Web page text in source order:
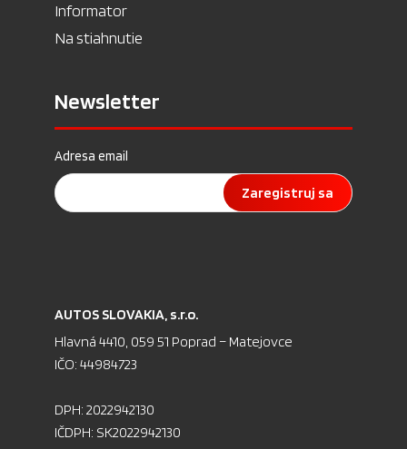
Informator
Na stiahnutie
Newsletter
Adresa email
Zaregistruj sa
AU­TOS SLO­VA­KIA, s.r.o.
Hlav­ná 4410, 059 51 Pop­rad – Ma­te­jov­ce
IČO: 44984723
DPH: 2022942130
IČDPH: SK2022942130